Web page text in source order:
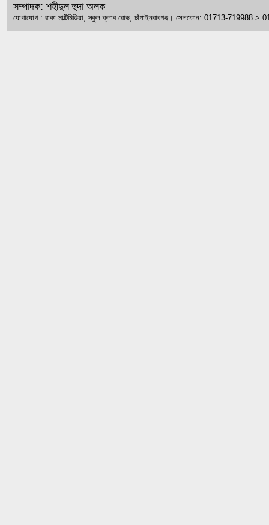
সম্পাদক: শহীদুল হুদা অলক
যোগাযোগ : রাকা মাল্টিমিডিয়া, স্কুল ক্লাব রোড, চাঁপাইনবাবগঞ্জ। সেলফোন: 01713-